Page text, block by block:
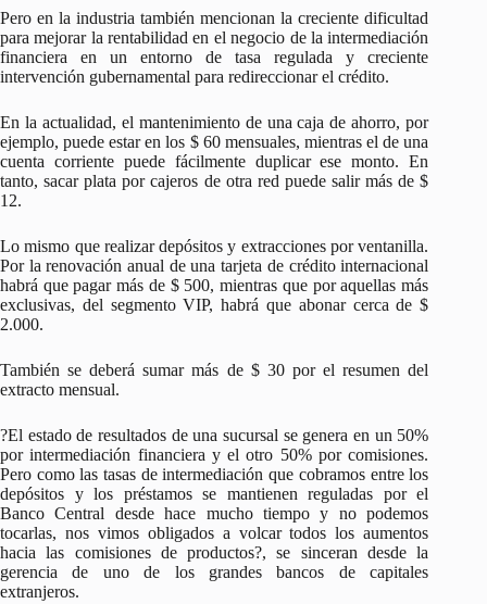
Pero en la industria también mencionan la creciente dificultad
para mejorar la rentabilidad en el negocio de la intermediación
financiera en un entorno de tasa regulada y creciente
intervención gubernamental para redireccionar el crédito.
En la actualidad, el mantenimiento de una caja de ahorro, por
ejemplo, puede estar en los $ 60 mensuales, mientras el de una
cuenta corriente puede fácilmente duplicar ese monto. En
tanto, sacar plata por cajeros de otra red puede salir más de $
12.
Lo mismo que realizar depósitos y extracciones por ventanilla.
Por la renovación anual de una tarjeta de crédito internacional
habrá que pagar más de $ 500, mientras que por aquellas más
exclusivas, del segmento VIP, habrá que abonar cerca de $
2.000.
También se deberá sumar más de $ 30 por el resumen del
extracto mensual.
?El estado de resultados de una sucursal se genera en un 50%
por intermediación financiera y el otro 50% por comisiones.
Pero como las tasas de intermediación que cobramos entre los
depósitos y los préstamos se mantienen reguladas por el
Banco Central desde hace mucho tiempo y no podemos
tocarlas, nos vimos obligados a volcar todos los aumentos
hacia las comisiones de productos?, se sinceran desde la
gerencia de uno de los grandes bancos de capitales
extranjeros.